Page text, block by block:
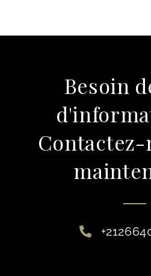
Besoin
Contactez-